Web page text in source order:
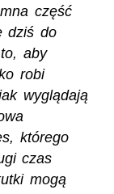
część
dziś do
aby
robi
wyglądają
którego
czas
mogą